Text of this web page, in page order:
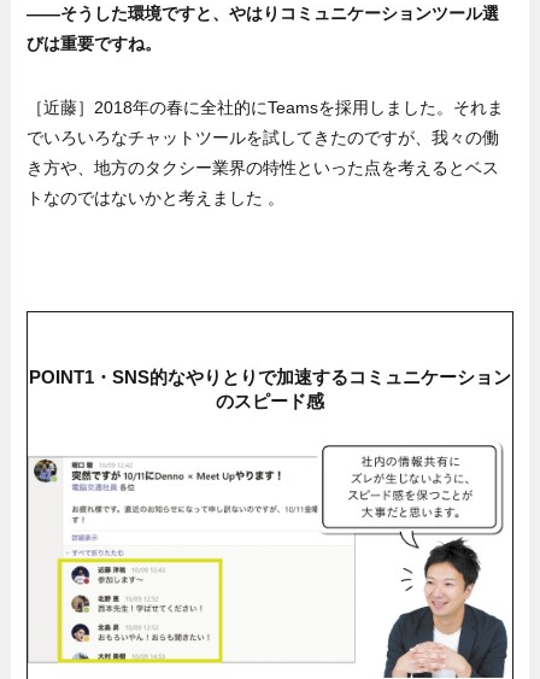
——そうした環境ですと、やはりコミュニケーションツール選
びは重要ですね。
［近藤］2018年の春に全社的にTeamsを採用しました。それま
でいろいろなチャットツールを試してきたのですが、我々の働
き方や、地方のタクシー業界の特性といった点を考えるとベス
トなのではないかと考えました 。
POINT1・SNS的なやりとりで加速するコミュニケーション
のスピード感